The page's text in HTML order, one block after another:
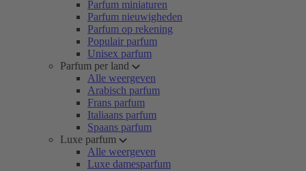
Parfum miniaturen
Parfum nieuwigheden
Parfum op rekening
Populair parfum
Unisex parfum
Parfum per land
Alle weergeven
Arabisch parfum
Frans parfum
Italiaans parfum
Spaans parfum
Luxe parfum
Alle weergeven
Luxe damesparfum